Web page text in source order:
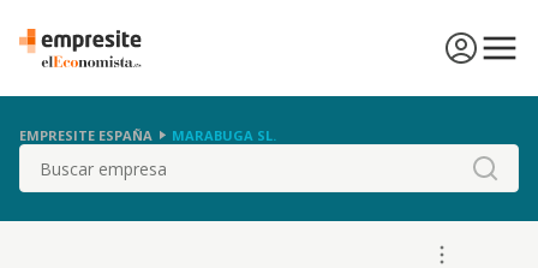
EMPRESITE ESPAÑA MARABUGA SL.
Buscar